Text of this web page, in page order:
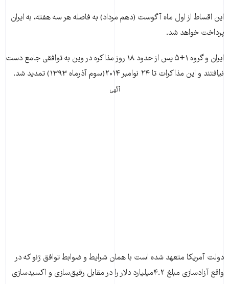
این اقساط از اول ماه آگوست (دهم مرداد) به فاصله هر سه هفته، به ایران
پرداخت خواهد شد.
ایران و گروه ۱+۵ پس از حدود ۱۸ روز مذاکره در وین به توافقی جامع دست
نیافتند و این مذاکرات تا ۲۴ نوامبر ۲۰۱۴(سوم آذرماه ۱۳۹۳) تمدید شد.
آگهی
دولت آمریکا متعهد شده است با همان شرایط و ضوابط توافق ژنو که در
واقع آزادسازی مبلغ ۴.۲میلیارد دلار را در مقابل رقیق‌سازی و اکسیدسازی